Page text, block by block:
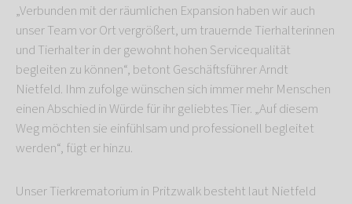
„Verbunden mit der räumlichen Expansion haben wir auch
unser Team vor Ort vergrößert, um trauernde Tierhalterinnen
und Tierhalter in der gewohnt hohen Servicequalität
begleiten zu können“, betont Geschäftsführer Arndt
Nietfeld. Ihm zufolge wünschen sich immer mehr Menschen
einen Abschied in Würde für ihr geliebtes Tier. „Auf diesem
Weg möchten sie einfühlsam und professionell begleitet
werden“, fügt er hinzu.
Unser Tierkrematorium in Pritzwalk besteht laut Nietfeld